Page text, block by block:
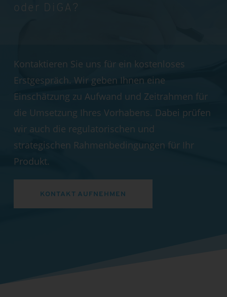
oder DiGA?
Kontaktieren Sie uns für ein kostenloses
Erstgespräch. Wir geben Ihnen eine
Einschätzung zu Aufwand und Zeitrahmen für
die Umsetzung Ihres Vorhabens. Dabei prüfen
wir auch die regulatorischen und
strategischen Rahmenbedingungen für Ihr
Produkt.
KONTAKT AUFNEHMEN